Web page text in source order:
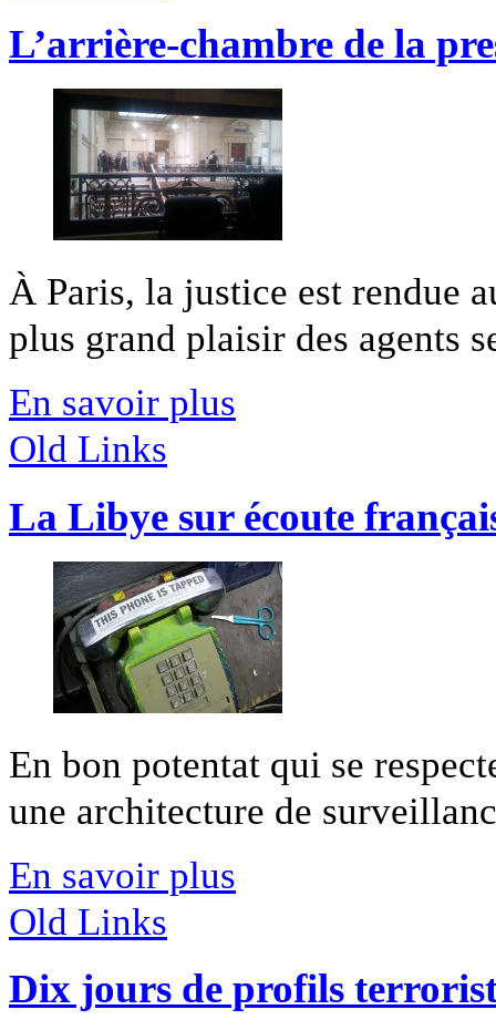
L’arrière-chambre de la
À Paris, la justice est rendue
plus grand plaisir des agents
En savoir plus
Old Links
La Libye sur écoute
En bon potentat qui se
une architecture de
En savoir plus
Old Links
Dix jours de profils